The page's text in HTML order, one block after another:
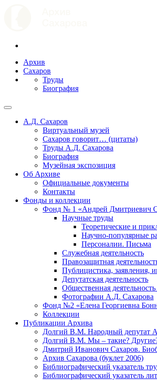
Архив
Сахаров
Труды
Биография
А.Д. Сахаров
Виртуальный музей
Сахаров говорит… (цитаты)
Труды А.Д. Сахарова
Биография
Музейная экспозиция
Об Архиве
Официальные документы
Контакты
Фонды и коллекции
Фонд № 1 «Андрей Дмитриевич
Научные труды
Теоретические и
Научно-популярные
Персоналии. Письма
Служебная деятельность
Правозащитная
Публицистика, заявления,
Депутатская деятельность
Общественная
Фотографии А.Д. Сахарова
Фонд №2 «Елена Георгиевна
Коллекции
Публикации Архива
Долгий В.М. Народный депутат
Долгий В.М. Мы – такие?
Дмитрий Иванович Сахаров.
Архив Сахарова (буклет 2006)
Библиографический указатель
Библиографический указатель